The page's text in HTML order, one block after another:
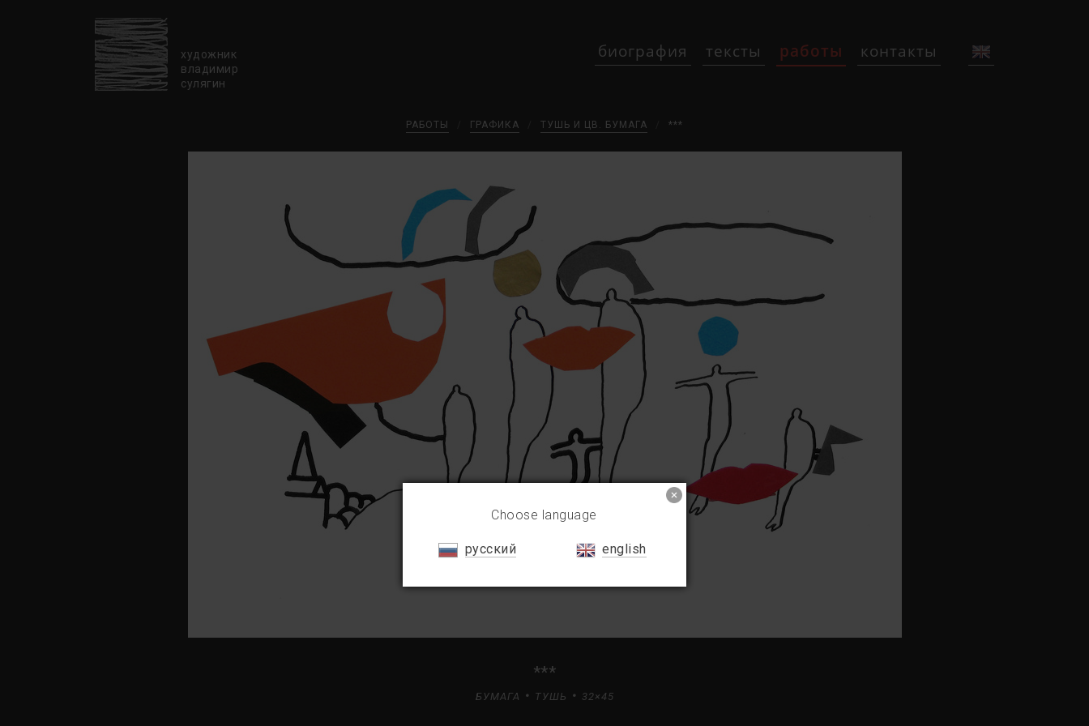
художник
владимир
сулягин
биография тексты работы контакты
РАБОТЫ ГРАФИКА ТУШЬ И ЦВ. БУМАГА ***
***
БУМАГА ТУШЬ 32×45
Choose language
русский english